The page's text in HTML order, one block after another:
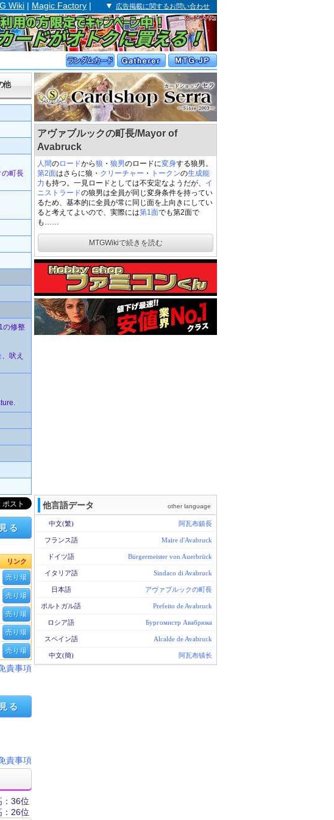
Wiki | Magic Factory | ▼ 広告掲載に関するお問い合わせ
アヴァブルックの町長/Mayor of
Avabruck
人間のロードから狼 ・ 狼男のロードに変身する狼男。
第2面はさらに狼・ クリーチャー ・ トークンの生成能
力 も持つ。一見ロードとしては不安定なようだが、 イ
ニストラードの狼男は全員が同じ変身条件を持ってい
るため、基本的に全員が常に同じ面を上向きにしてい
ると考えてよいので、実際には第1面でも第2面で
も……
MTGWikiで続きを読む
他言語データ other language
中文(繁) 阿瓦布鎮長
フランス語 Maire d'Avabruck
ドイツ語 Bürgermeister von Auerbrück
イタリア語 Sindaco di Avabruck
日本語 アヴァブルックの町長
ポルトガル語 Prefeito de Avabruck
ロシア語 Бургомистр Авабрюка
スペイン語 Alcalde de Avabruck
中文(簡) 阿瓦布镇长
他
の町長
の修整
、吠え
る
リンク
売り場
売り場
売り場
売り場
売り場
責事項
る
責事項
：36位
：26位